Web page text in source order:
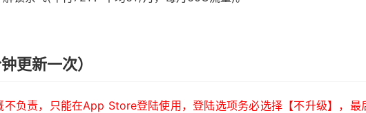
更新一次）
不负责，只能在App Store登陆使用，登陆选项务必选择【不升级】，最